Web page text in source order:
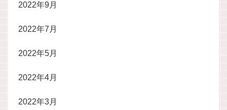
2022年9月
2022年7月
2022年5月
2022年4月
2022年3月